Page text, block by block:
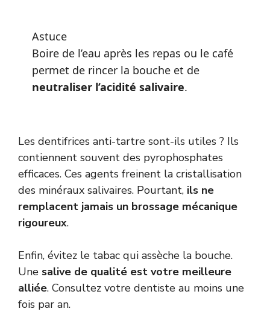
Astuce
Boire de l’eau après les repas ou le café
permet de rincer la bouche et de
neutraliser l’acidité salivaire.
Les dentifrices anti-tartre sont-ils utiles ? Ils
contiennent souvent des pyrophosphates
efficaces. Ces agents freinent la cristallisation
des minéraux salivaires. Pourtant, ils ne
remplacent jamais un brossage mécanique
rigoureux.
Enfin, évitez le tabac qui assèche la bouche.
Une salive de qualité est votre meilleure
alliée. Consultez votre dentiste au moins une
fois par an.